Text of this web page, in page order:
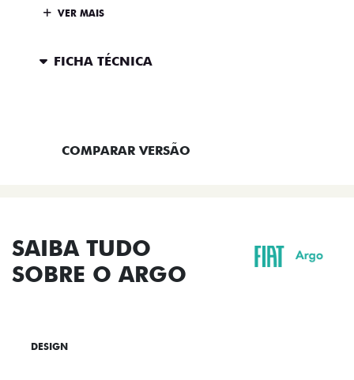
VER MAIS
FICHA TÉCNICA
COMPARAR VERSÃO
SAIBA TUDO
SOBRE O ARGO
DESIGN